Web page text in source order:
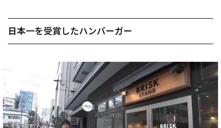
日本一を受賞したハンバーガー